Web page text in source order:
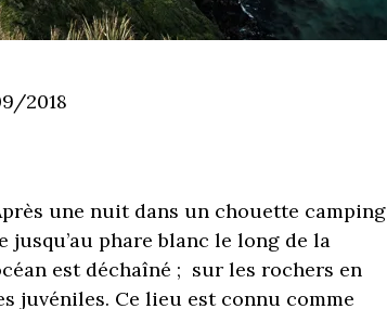
2018
une nuit dans un chouette camping
jusqu’au phare blanc le long de la
est déchaîné ; sur les rochers en
juvéniles. Ce lieu est connu comme